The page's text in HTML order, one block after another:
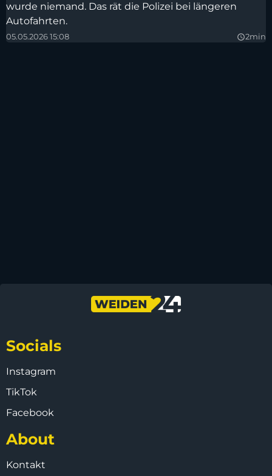
wurde niemand. Das rät die Polizei bei längeren
Autofahrten.
05.05.2026 15:08 query_builder2min
Socials
Instagram
TikTok
Facebook
About
Kontakt